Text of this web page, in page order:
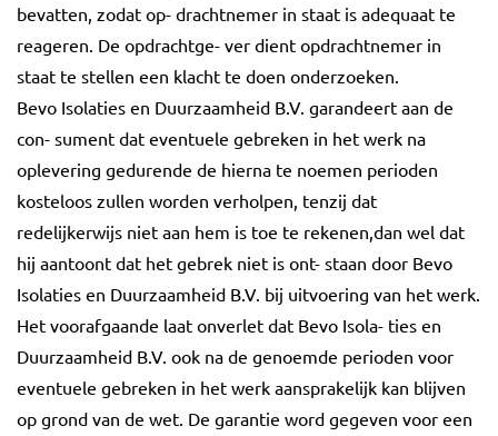
bevatten, zodat op- drachtnemer in staat is adequaat te
reageren. De opdrachtge- ver dient opdrachtnemer in
staat te stellen een klacht te doen onderzoeken.
Bevo Isolaties en Duurzaamheid B.V. garandeert aan de
con- sument dat eventuele gebreken in het werk na
oplevering gedurende de hierna te noemen perioden
kosteloos zullen worden verholpen, tenzij dat
redelijkerwijs niet aan hem is toe te rekenen,dan wel dat
hij aantoont dat het gebrek niet is ont- staan door Bevo
Isolaties en Duurzaamheid B.V. bij uitvoering van het werk.
Het voorafgaande laat onverlet dat Bevo Isola- ties en
Duurzaamheid B.V. ook na de genoemde perioden voor
eventuele gebreken in het werk aansprakelijk kan blijven
op grond van de wet. De garantie word gegeven voor een